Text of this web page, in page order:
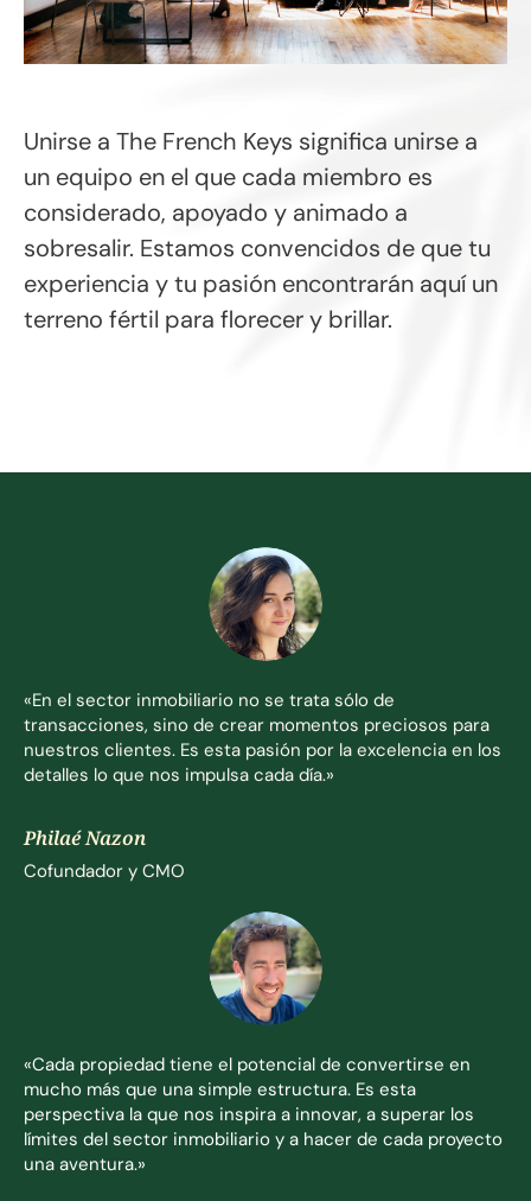
Unirse a The French Keys significa unirse a
un equipo en el que cada miembro es
considerado, apoyado y animado a
sobresalir. Estamos convencidos de que tu
experiencia y tu pasión encontrarán aquí un
terreno fértil para florecer y brillar.
«Cada propiedad tiene el potencial de convertirse en
mucho más que una simple estructura. Es esta
perspectiva la que nos inspira a innovar, a superar los
límites del sector inmobiliario y a hacer de cada proyecto
una aventura.»
«En el sector inmobiliario no se trata sólo de
transacciones, sino de crear momentos preciosos para
nuestros clientes. Es esta pasión por la excelencia en los
detalles lo que nos impulsa cada día.»
Philaé Nazon
Cofundador y CMO